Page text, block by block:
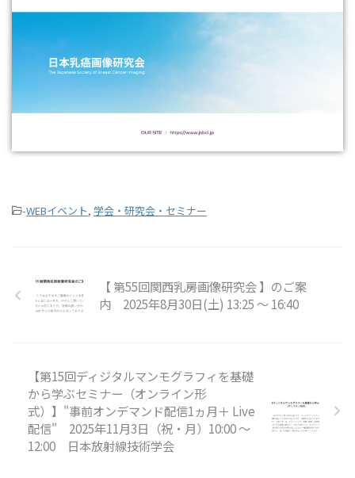
-WEBイベント, 学会・研究会・セミナー
【 第55回関西乳房画像研究会 】のご案
内 2025年8月30日(土) 13:25 ～ 16:40
【第15回ディジタルマンモグラフィを基礎
から学ぶセミナー（オンライン形
式）】"事前オンデマンド配信1ヵ月＋ Live
配信" 2025年11月3日（祝・月）10:00 ～
12:00 日本放射線技術学会